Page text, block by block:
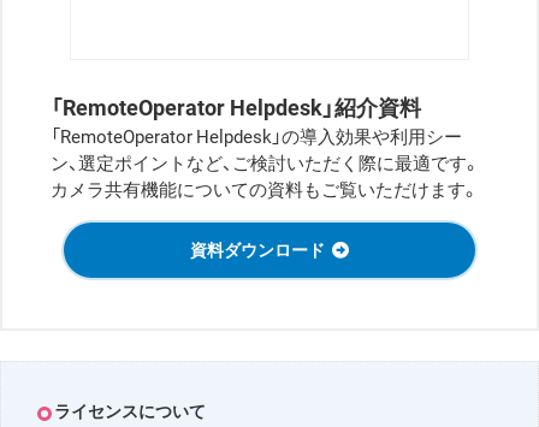
「RemoteOperator Helpdesk」紹介資料
「RemoteOperator Helpdesk」の導入効果や利用シー
ン、選定ポイントなど、ご検討いただく際に最適です。
カメラ共有機能についての資料もご覧いただけます。
資料ダウンロード
ライセンスについて